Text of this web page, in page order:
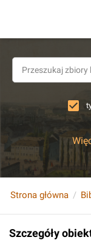
Strona główna
Szczegóły